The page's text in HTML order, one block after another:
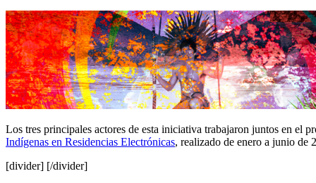
Los tres principales actores de esta iniciativa trabajaron juntos en el
Indígenas en Residencias Electrónicas, realizado de enero a junio de
[divider] [/divider]